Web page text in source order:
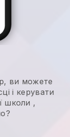
ви можете
і керувати
школи ,